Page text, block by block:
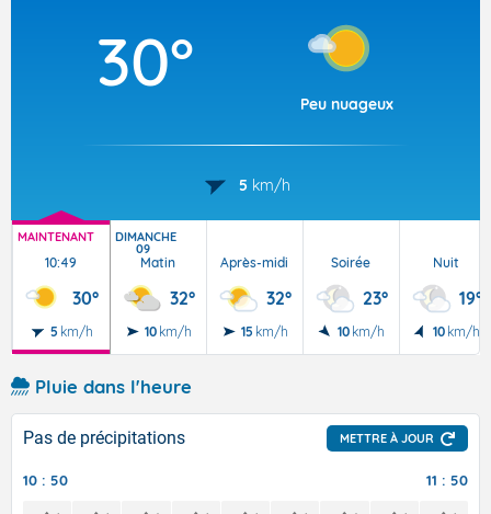
30°
Peu nuageux
5 km/h
MAINTENANT
10:49
30°
5 km/h
DIMANCHE
09
Matin
32°
10 km/h
Après-midi
32°
15 km/h
Soirée
23°
10 km/h
Nuit
19°
10 km/h
Pluie dans l'heure
Pas de précipitations METTRE À JOUR
10 : 50 11 : 50